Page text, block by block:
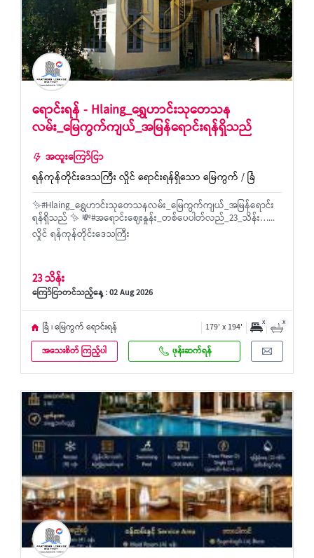
ရောင်းရန် - Hlaing_ရွှေဟာင်းသုတေသန
လမ်း_မြေကွက်ကျယ်_အမြန်ရောင်းရန်ရှိသည်
အထူးကြော်ငြာ
ရန်ကုန်တိုင်းဒေသကြီး လှိုင် ရောင်းရန်ရှိသော မြေကွက် / ခြံ
✨#Hlaing_ရွှေဟာင်းသုတေသနလမ်း_မြေကွက်ကျယ်_အမြန်ရောင်း
ရန်ရှိသည် ✨ 💸#အရောင်းဈေးနှုန်း_တစ်ပေပါတ်လည်_23_သိန်း…...
လှိုင် ရန်ကုန်တိုင်းဒေသကြီး
23 သိန်း
ကြော်ငြာတင်သည့်နေ့ : 02 Aug 2026
ခြံ ၊ မြေကွက် ရောင်းရန် 179' x 194' x x
အသေးစိတ် ကြည့်ပါ ဖုန်းဆက်ရန်